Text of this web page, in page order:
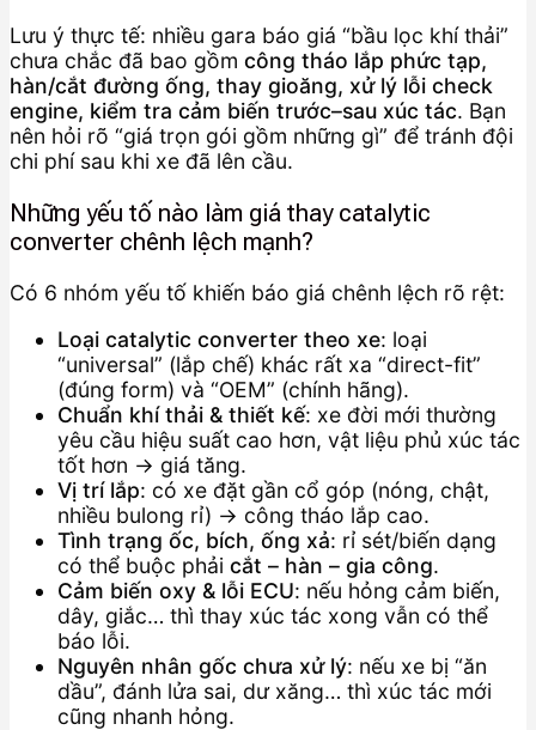
Lưu ý thực tế: nhiều gara báo giá “bầu lọc khí thải”
chưa chắc đã bao gồm công tháo lắp phức tạp,
hàn/cắt đường ống, thay gioăng, xử lý lỗi check
engine, kiểm tra cảm biến trước–sau xúc tác. Bạn
nên hỏi rõ “giá trọn gói gồm những gì” để tránh đội
chi phí sau khi xe đã lên cầu.
Những yếu tố nào làm giá thay catalytic
converter chênh lệch mạnh?
Có 6 nhóm yếu tố khiến báo giá chênh lệch rõ rệt:
Loại catalytic converter theo xe: loại
“universal” (lắp chế) khác rất xa “direct-fit”
(đúng form) và “OEM” (chính hãng).
Chuẩn khí thải & thiết kế: xe đời mới thường
yêu cầu hiệu suất cao hơn, vật liệu phủ xúc tác
tốt hơn → giá tăng.
Vị trí lắp: có xe đặt gần cổ góp (nóng, chật,
nhiều bulong rỉ) → công tháo lắp cao.
Tình trạng ốc, bích, ống xả: rỉ sét/biến dạng
có thể buộc phải cắt – hàn – gia công.
Cảm biến oxy & lỗi ECU: nếu hỏng cảm biến,
dây, giắc… thì thay xúc tác xong vẫn có thể
báo lỗi.
Nguyên nhân gốc chưa xử lý: nếu xe bị “ăn
dầu”, đánh lửa sai, dư xăng… thì xúc tác mới
cũng nhanh hỏng.